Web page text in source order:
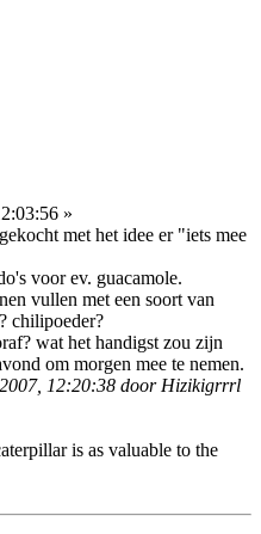
»
met het idee er "iets mee
voor ev. guacamole.
vullen met een soort van
chilipoeder?
wat het handigst zou zijn
om morgen mee te nemen.
12:20:38 door Hizikigrrrl
is as valuable to the